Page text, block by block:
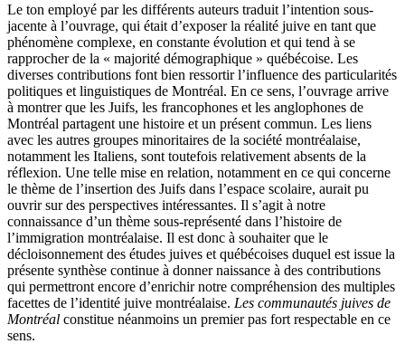
Le ton employé par les différents auteurs traduit l’intention sous-
jacente à l’ouvrage, qui était d’exposer la réalité juive en tant que
phénomène complexe, en constante évolution et qui tend à se
rapprocher de la « majorité démographique » québécoise. Les
diverses contributions font bien ressortir l’influence des particularités
politiques et linguistiques de Montréal. En ce sens, l’ouvrage arrive
à montrer que les Juifs, les francophones et les anglophones de
Montréal partagent une histoire et un présent commun. Les liens
avec les autres groupes minoritaires de la société montréalaise,
notamment les Italiens, sont toutefois relativement absents de la
réflexion. Une telle mise en relation, notamment en ce qui concerne
le thème de l’insertion des Juifs dans l’espace scolaire, aurait pu
ouvrir sur des perspectives intéressantes. Il s’agit à notre
connaissance d’un thème sous-représenté dans l’histoire de
l’immigration montréalaise. Il est donc à souhaiter que le
décloisonnement des études juives et québécoises duquel est issue la
présente synthèse continue à donner naissance à des contributions
qui permettront encore d’enrichir notre compréhension des multiples
facettes de l’identité juive montréalaise. Les communautés juives de
Montréal constitue néanmoins un premier pas fort respectable en ce
sens.